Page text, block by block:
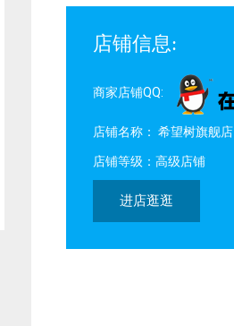
店铺信息:
商家店铺QQ:
店铺名称： 希望树旗舰店
店铺等级：高级店铺
进店逛逛